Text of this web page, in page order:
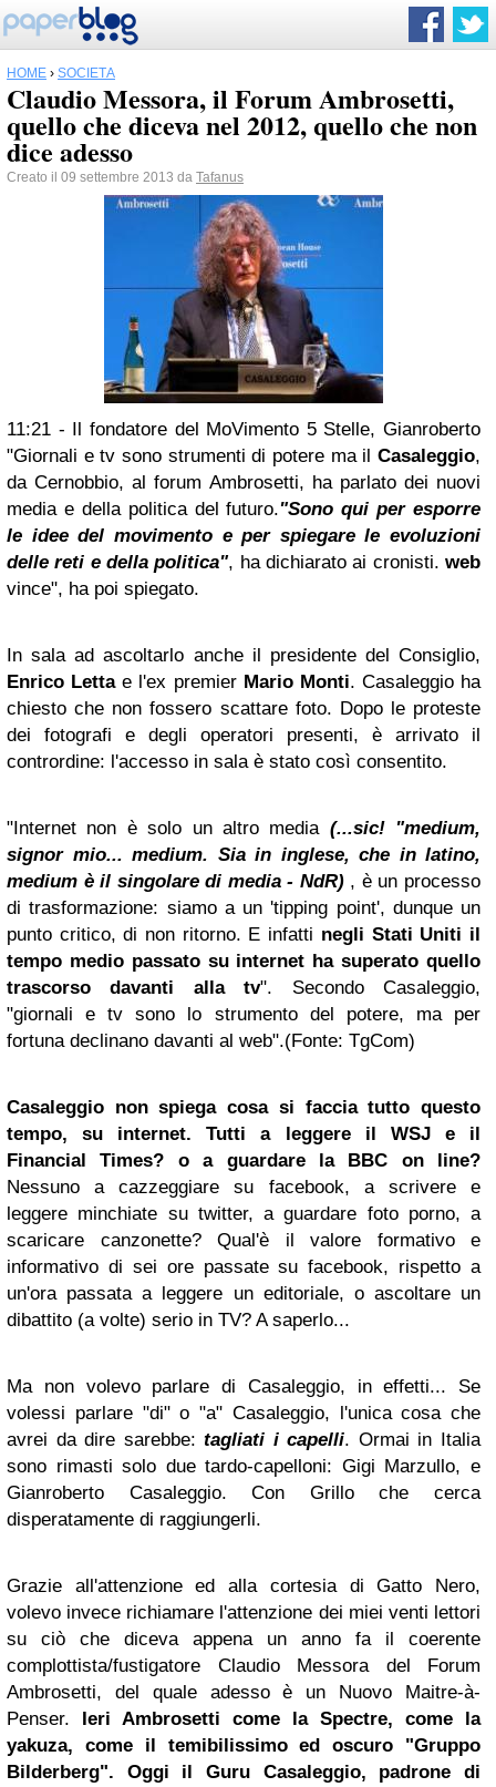
HOME › SOCIETÀ
Claudio Messora, il Forum Ambrosetti,
quello che diceva nel 2012, quello che non
dice adesso
Creato il 09 settembre 2013 da Tafanus
11:21 - Il fondatore del MoVimento 5 Stelle, Gianroberto
"Giornali e tv sono strumenti di potere ma il Casaleggio,
da Cernobbio, al forum Ambrosetti, ha parlato dei nuovi
media e della politica del futuro."Sono qui per esporre
le idee del movimento e per spiegare le evoluzioni
delle reti e della politica", ha dichiarato ai cronisti.web
vince", ha poi spiegato.
In sala ad ascoltarlo anche il presidente del Consiglio,
Enrico Lettae l'ex premier Mario Monti. Casaleggio ha
chiesto che non fossero scattare foto. Dopo le proteste
dei fotografi e degli operatori presenti, è arrivato il
contrordine: l'accesso in sala è stato così consentito.
"Internet non è solo un altro media (...sic! "medium,
signor mio... medium. Sia in inglese, che in latino,
medium è il singolare di media - NdR) , è un processo
di trasformazione: siamo a un 'tipping point', dunque un
punto critico, di non ritorno. E infatti negli Stati Uniti il
tempo medio passato su internet ha superato quello
trascorso davanti alla tv". Secondo Casaleggio,
"giornali e tv sono lo strumento del potere, ma per
fortuna declinano davanti al web".(Fonte: TgCom)
Casaleggio non spiega cosa si faccia tutto questo
tempo, su internet. Tutti a leggere il WSJ e il
Financial Times? o a guardare la BBC on line?
Nessuno a cazzeggiare su facebook, a scrivere e
leggere minchiate su twitter, a guardare foto porno, a
scaricare canzonette? Qual'è il valore formativo e
informativo di sei ore passate su facebook, rispetto a
un'ora passata a leggere un editoriale, o ascoltare un
dibattito (a volte) serio in TV? A saperlo...
Ma non volevo parlare di Casaleggio, in effetti... Se
volessi parlare "di" o "a" Casaleggio, l'unica cosa che
avrei da dire sarebbe:tagliati i capelli. Ormai in Italia
sono rimasti solo due tardo-capelloni: Gigi Marzullo, e
Gianroberto Casaleggio. Con Grillo che cerca
disperatamente di raggiungerli.
Grazie all'attenzione ed alla cortesia di Gatto Nero,
volevo invece richiamare l'attenzione dei miei venti lettori
su ciò che diceva appena un anno fa il coerente
complottista/fustigatore Claudio Messora del Forum
Ambrosetti, del quale adesso è un Nuovo Maitre-à-
Penser. Ieri Ambrosetti come la Spectre, come la
yakuza, come il temibilissimo ed oscuro "Gruppo
Bilderberg". Oggi il Guru Casaleggio, padrone di